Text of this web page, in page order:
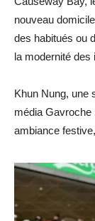
nouveau
des habitués ou
la modernité des
Khun Nung, une
média Gavroche
ambiance